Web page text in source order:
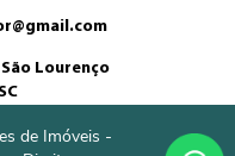
Lourenço
de Imóveis -